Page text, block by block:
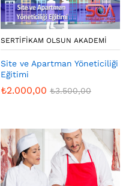
SERTIFIKAM OLSUN AKADEMI
Site ve Apartman Yöneticiliği
Eğitimi
₺2.000,00 ₺3.500,00